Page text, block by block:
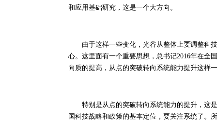
和应用基础研究，这是一个大方向。
由于这样一些变化，光谷从整体上要调整科技
心。这里面有一个重要思想，总书记2016年在全
向质的提高，从点的突破转向系统能力提升这样
特别是从点的突破转向系统能力的提升，这是
国科技战略和政策的基本定位，要关注系统了。